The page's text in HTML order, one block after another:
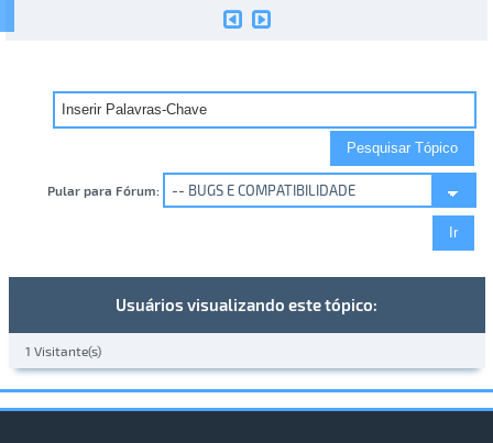
Pular para Fórum:
Usuários visualizando este tópico:
1 Visitante(s)